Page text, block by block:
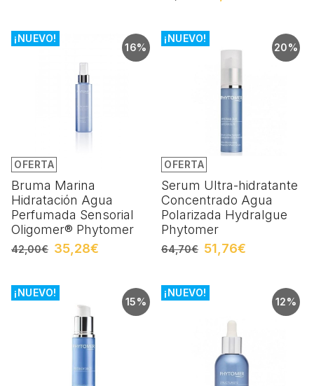
16%
OFERTA
¡NUEVO!
Bruma Marina
Hidratación Agua
Perfumada Sensorial
Oligomer® Phytomer
42,00€ 35,28€
20%
OFERTA
¡NUEVO!
Serum Ultra-hidratante
Concentrado Agua
Polarizada Hydralgue
Phytomer
64,70€ 51,76€
15%
¡NUEVO!
12%
¡NUEVO!